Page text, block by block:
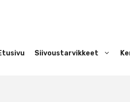
Siivoustarvikkeet